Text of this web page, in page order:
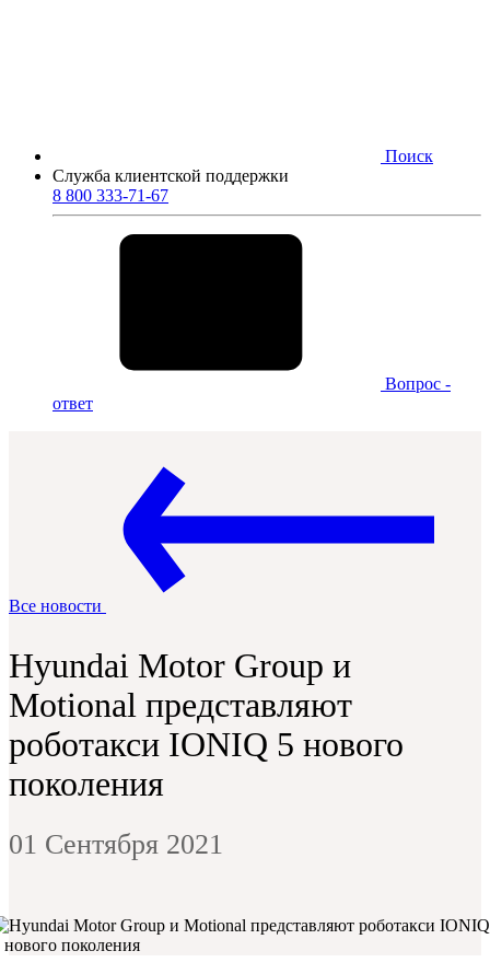
Поиск
Служба клиентской поддержки
8 800 333-71-67
Вопрос -
ответ
Все новости
Hyundai Motor Group и
Motional представляют
роботакси IONIQ 5 нового
поколения
01 Сентября 2021